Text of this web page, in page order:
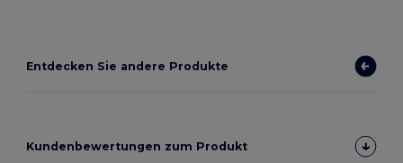
Entdecken Sie andere Produkte
Kundenbewertungen zum Produkt